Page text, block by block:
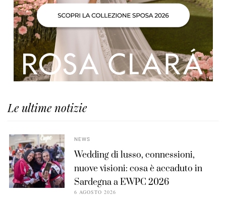
Le ultime notizie
NEWS
Wedding di lusso, connessioni,
nuove visioni: cosa è accaduto in
Sardegna a EWPC 2026
6 AGOSTO 2026